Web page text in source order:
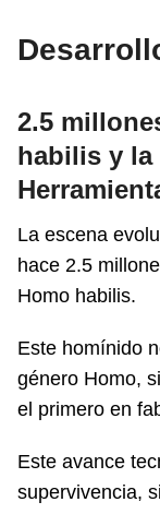
2.5
habilis y la
La escena
hace 2.5
Homo habilis.
Este homínido
género Homo,
el primero en
Este avance
supervivencia,